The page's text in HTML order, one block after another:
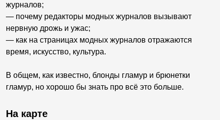
журналов;
— почему редакторы модных журналов вызывают
нервную дрожь и ужас;
— как на страницах модных журналов отражаются
время, искусство, культура.
В общем, как известно, блонды гламур и брюнетки
гламур, но хорошо бы знать про всё это больше.
На карте